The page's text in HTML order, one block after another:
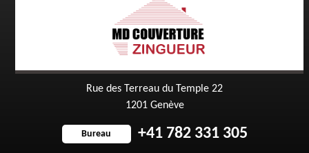
Rue des Terreau du Temple 22
1201 Genève
Bureau +41 782 331 305